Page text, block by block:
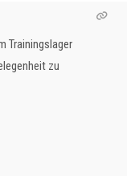
Trainingslager
zu